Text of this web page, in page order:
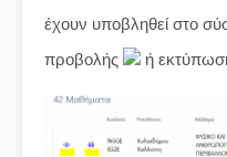
έχουν υποβληθεί στο
προβολής
ή